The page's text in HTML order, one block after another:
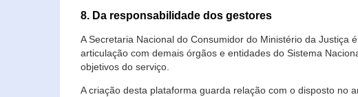
8. Da responsabilidade dos gestores
A Secretaria Nacional do Consumidor do Ministério da
articulação com demais órgãos e entidades do Sistema
objetivos do serviço.
A criação desta plataforma guarda relação com o disposto no